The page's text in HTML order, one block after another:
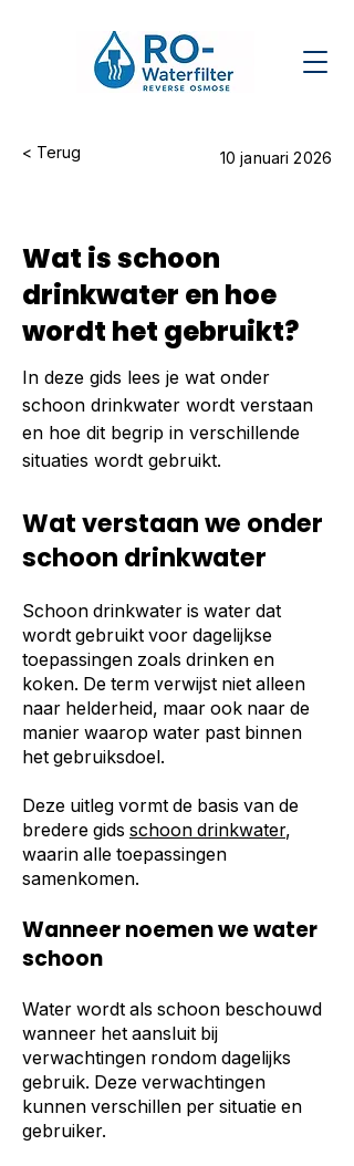
< Terug 10 januari 2026
Wat is schoon
drinkwater en hoe
wordt het gebruikt?
In deze gids lees je wat onder
schoon drinkwater wordt verstaan
en hoe dit begrip in verschillende
situaties wordt gebruikt.
Wat verstaan we onder
schoon drinkwater
Schoon drinkwater is water dat
wordt gebruikt voor dagelijkse
toepassingen zoals drinken en
koken. De term verwijst niet alleen
naar helderheid, maar ook naar de
manier waarop water past binnen
het gebruiksdoel.
Deze uitleg vormt de basis van de
bredere gids schoon drinkwater,
waarin alle toepassingen
samenkomen.
Wanneer noemen we water
schoon
Water wordt als schoon beschouwd
wanneer het aansluit bij
verwachtingen rondom dagelijks
gebruik. Deze verwachtingen
kunnen verschillen per situatie en
gebruiker.